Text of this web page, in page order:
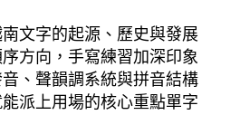
文字的起源、歷史與發展
方向，手寫練習加深印象
、聲韻調系統與拼音結構
派上用場的核心重點單字